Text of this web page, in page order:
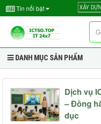
Tin nổi bật XÂY
DANH MỤC SẢN PHẨM
Dịch vụ
– Đồng
dục